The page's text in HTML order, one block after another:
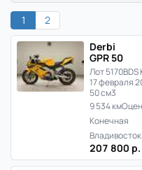
цен
и
продаж
Японии
1
2
Derbi
GPR 50
Лот 5170BDS
17 февраля
50 см3
9 534 км
Конечная
Владивосток
207 800 р.